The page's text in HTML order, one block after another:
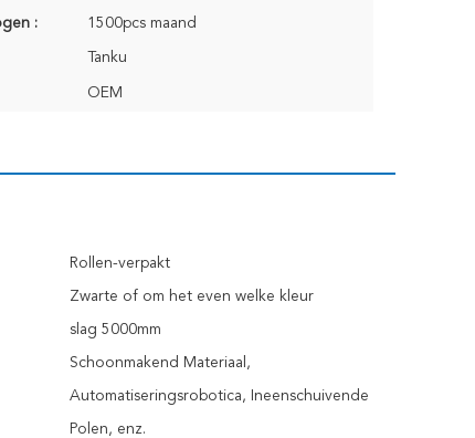
: 1500pcs maand
Tanku
OEM
Rollen-verpakt
Zwarte of om het even welke kleur
slag 5000mm
Schoonmakend Materiaal,
Automatiseringsrobotica, Ineenschuivende
Polen, enz.